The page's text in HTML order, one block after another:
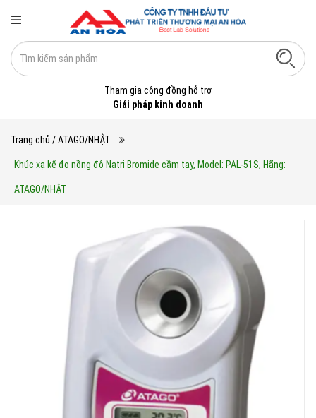
Tham gia cộng đồng hỗ trợ
Giải pháp kinh doanh
Trang chủ / ATAGO/NHẬT
Khúc xạ kế đo nồng độ Natri Bromide cầm tay, Model: PAL-51S, Hãng:
ATAGO/NHẬT